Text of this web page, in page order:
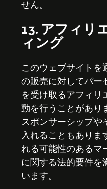
せん。
13. アフィリ
ィング
このウェブサイトを
の販売に対してパー
を受け取るアフィリ
動を行うことがあり
スポンサーシップや
入れることもありま
れる可能性のあるマ
に関する法的要件を
います。